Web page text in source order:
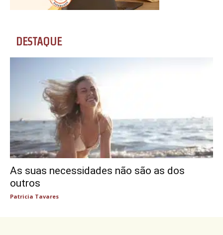
DESTAQUE
As suas necessidades não são as dos
outros
Patricia Tavares